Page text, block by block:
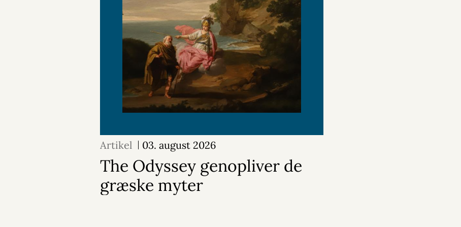
Artikel 03. august 2026
The Odyssey genopliver de
græske myter